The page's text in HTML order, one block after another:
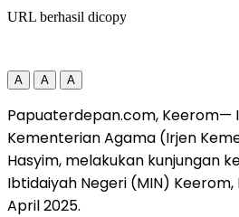
URL berhasil dicopy
A A A
Papuaterdepan.com, Keerom—
Kementerian Agama (Irjen
Hasyim, melakukan kunjungan
Ibtidaiyah Negeri (MIN) Keerom,
April 2025.